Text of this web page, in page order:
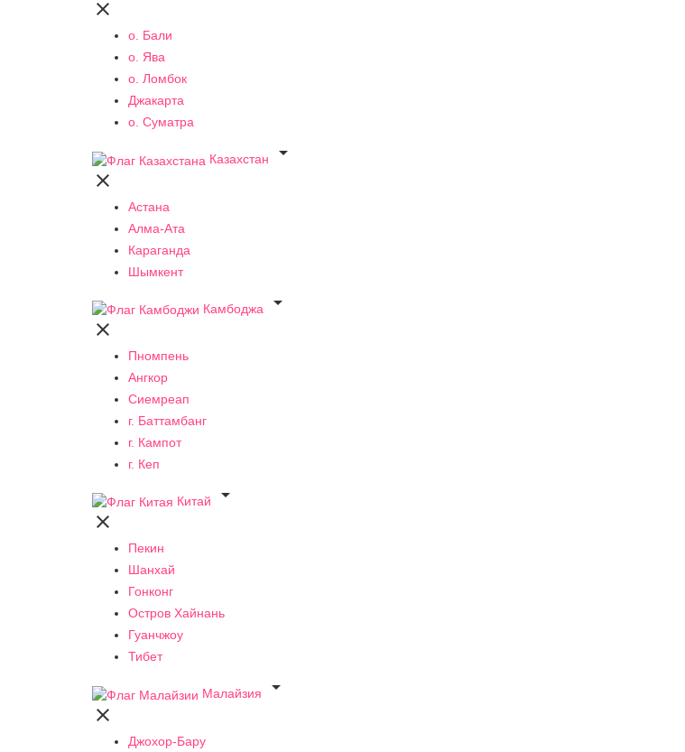

о. Бали
о. Ява
о. Ломбок
Джакарта
о. Суматра
Казахстан


Астана
Алма-Ата
Караганда
Шымкент
Камбоджа


Пномпень
Ангкор
Сиемреап
г. Баттамбанг
г. Кампот
г. Кеп
Китай


Пекин
Шанхай
Гонконг
Остров Хайнань
Гуанчжоу
Тибет
Малайзия


Джохор-Бару